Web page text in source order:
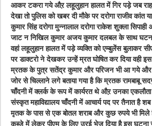
आकर टकरा गये औऱ लहूलुहान हालत में गिर पड़े जब
देखा तो पुलिस को खबर दी मौके पर दरोगा राजीव कांत
कुमार सिंह दरोगा मुन्नालाल दरोगा राकेश शुक्ला
जाट न निखिल कुमार अजय कुमार दलबल के साथ
वहां लहूलुहान हालत में पड़े व्यक्ति को एम्बुलेंस बुलाकर
पर डाक्टरो ने देखकर उन्हें म्रत घोषित कर दिया वही
म्रतक के पुत्र सतेंद्र कुमार और परिजन भी आ गये
जोर से चिल्लाने लगे बताया गया है कि म्रतक रामबाबू
चाँदनी में क्लर्क के रूप में कार्यरत थे औऱ उनका
संस्कृत महाविद्यालय चाँदनी में आचार्य पद पर तैनात है
मृतक के पास से एक बोतल शराब और कुछ रुपये भी मिले